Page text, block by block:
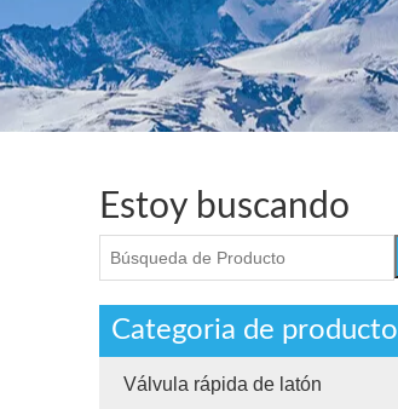
Estoy buscando
Categoria de producto
Válvula rápida de latón